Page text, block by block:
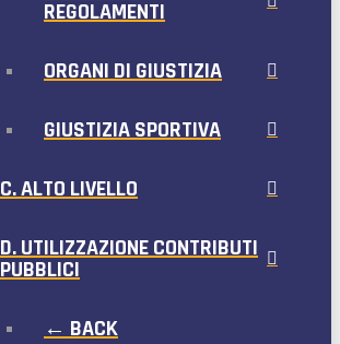
REGOLAMENTI
ORGANI DI GIUSTIZIA
GIUSTIZIA SPORTIVA
C. ALTO LIVELLO
D. UTILIZZAZIONE CONTRIBUTI
PUBBLICI
← BACK